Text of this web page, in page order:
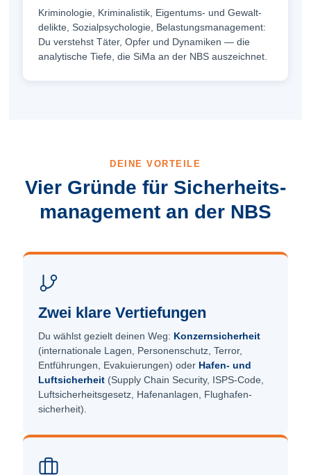
Kriminologie, Kriminalistik, Eigentums- und Gewalt­
delikte, Sozial­psychologie, Belastungs­management:
Du verstehst Täter, Opfer und Dynamiken — die
analytische Tiefe, die SiMa an der NBS auszeichnet.
DEINE VORTEILE
Vier Gründe für Sicherheits­
management an der NBS
Zwei klare Vertiefungen
Du wählst gezielt deinen Weg: Konzernsicherheit
(internationale Lagen, Personen­schutz, Terror,
Entführungen, Evakuierungen) oder Hafen- und
Luftsicherheit (Supply Chain Security, ISPS-Code,
Luftsicherheits­gesetz, Hafen­anlagen, Flughafen­
sicherheit).